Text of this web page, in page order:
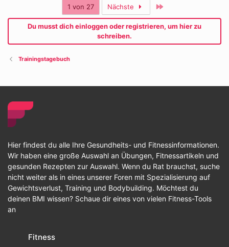
1 von 27 Nächste
Du musst dich einloggen oder registrieren, um hier zu
schreiben.
Trainingstagebuch
Hier findest du alle Ihre Gesundheits- und Fitnessinformationen.
Wir haben eine große Auswahl an Übungen, Fitnessartikeln und
gesunden Rezepten zur Auswahl. Wenn du Rat brauchst, suche
nicht weiter als in eines unserer Foren mit Spezialisierung auf
Gewichtsverlust, Training und Bodybuilding. Möchtest du
deinen BMI wissen? Schaue dir eines von vielen Fitness-Tools
an
Fitness